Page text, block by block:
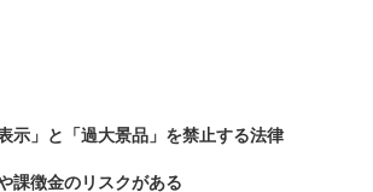
示」と「過大景品」を禁止する法律
課徴金のリスクがある